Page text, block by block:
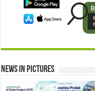
News in Pictures